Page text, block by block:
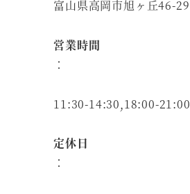
富山県高岡市旭ヶ丘46-29
営業時間
：
11:30-14:30,18:00-21:00
定休日
：